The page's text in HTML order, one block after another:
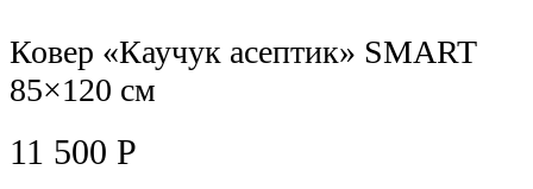
Ковер «Каучук асептик» SMART
85×120 см
11 500 Р